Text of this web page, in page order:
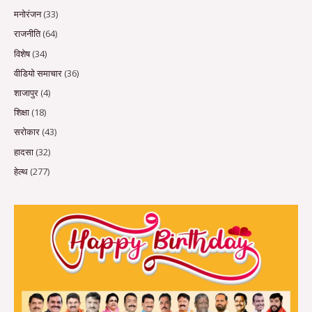
मनोरंजन(33)
राजनीति(64)
विशेष(34)
वीडियो समाचार (36)
शाजापुर (4)
शिक्षा (18)
सरोकार (43)
हादसा (32)
हेल्थ (277)